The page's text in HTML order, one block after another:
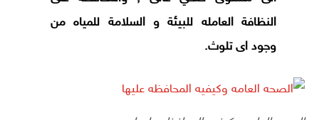
النظافة العامله للبيئة و السلامة للمياه من
وجود اى تلوث.